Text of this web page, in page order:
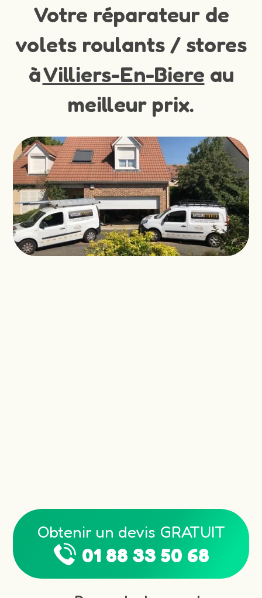
Votre réparateur de
volets roulants / stores
àVilliers-En-Biere au
meilleur prix.
Obtenir un devis GRATUIT
01 88 33 50 68